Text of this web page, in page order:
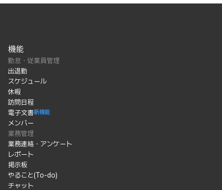
機能
勤怠・従業員管理
出退勤
スケジュール
休暇
訪問日程
電子文書新機能
メンバー
業務管理
業務連絡・アンケート
レポート
掲示板
やること(To-do)
チャット